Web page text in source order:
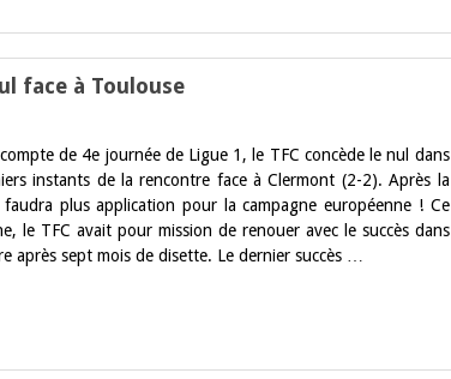
face à Toulouse
Clermont
de 4e journée de Ligue 1, le TFC concède le nul dans
instants de la rencontre face à Clermont (2-2). Après la
plus application pour la campagne européenne ! Ce
le TFC avait pour mission de renouer avec le succès dans
après sept mois de disette. Le dernier succès …